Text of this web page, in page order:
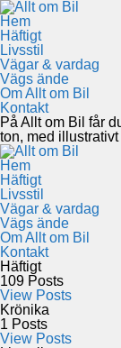
Hem
Häftigt
Livsstil
Vägar & vardag
Vägs ände
Om Allt om Bil
Kontakt
På Allt om Bil får
ton, med
Hem
Häftigt
Livsstil
Vägar & vardag
Vägs ände
Om Allt om Bil
Kontakt
Häftigt
109 Posts
View Posts
Krönika
1 Posts
View Posts